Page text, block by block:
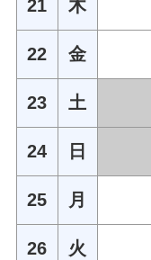
21 木
22 金
23 土
24 日
25 月
26 火